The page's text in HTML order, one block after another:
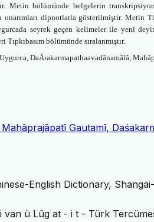
Metin bölümünde belgelerin
dipnotlarla gösterilmiştir. Metin
seyrek geçen kelimeler ile yeni
bölümünde sıralanmıştır.
DaÅ›akarmapathaavadânamâlâ,
Gautamī,
English Dictionary,
van ü Lûg at - i t - Türk